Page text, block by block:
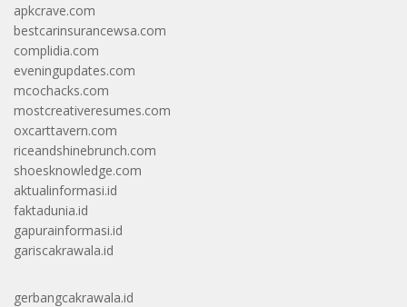
apkcrave.com
bestcarinsurancewsa.com
complidia.com
eveningupdates.com
mcochacks.com
mostcreativeresumes.com
oxcarttavern.com
riceandshinebrunch.com
shoesknowledge.com
aktualinformasi.id
faktadunia.id
gapurainformasi.id
gariscakrawala.id
gerbangcakrawala.id